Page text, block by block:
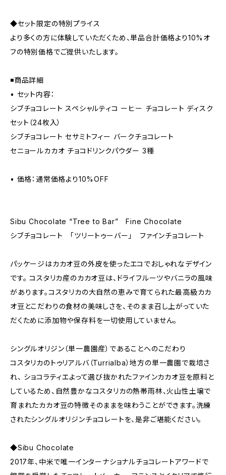
◆セット限定の特別プライス
より多くの方に体験していただくため、単品合計価格より10%オ
フの特別価格でご提供いたします。
◾️商品詳細
• セット内容：
シブチョコレート スペシャルティコ ーヒー チョコレート ディスク
セット（24枚入）
シブチョコレート セサミトフィー バークチョコレート
セニョールカカオ チョコドリンクパウダー 3種
• 価格：通常価格より10%OFF
Sibu Chocolate “Tree to Bar” Fine Chocolate
シブチョコレート 「ツリートゥーバー」 ファインチョコレート
パッケージはカカオ豆の外皮を使ったエコでおしゃれなデザイン
です。 コスタリカ産のカカオ豆は、ドライフルーツやバニラの風味
があります。コスタリカの大自然の恵みで育てられた最高級カカ
オ豆とこだわりの食材の美味しさを、そのまま召し上がっていた
だくために添加物や保存料を一切使用していません。
シングルオリジン（単一農園産）であることへのこだわり
コスタリカのトゥリアルバ（Turrialba）地方の単一農園で栽培さ
れ、 ショコラティエよって選び抜かれたファインカカオ豆を原料と
しているため、自然豊かなコスタリカの熱帯雨林、火山性土壌で
育まれたカカオ豆の特徴そのままを味わうことができます。洗練
されたシングルオリジンチョコレートを、是非ご堪能ください。
◆Sibu Chocolate
2017年、中米で唯一インターナショナルチョコレートアワードで